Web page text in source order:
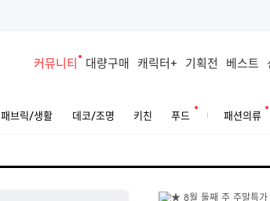
커뮤니티 대량구매 캐릭터+ 기획전 베스트
패브릭/생활 데코/조명 키친 푸드 패션의류